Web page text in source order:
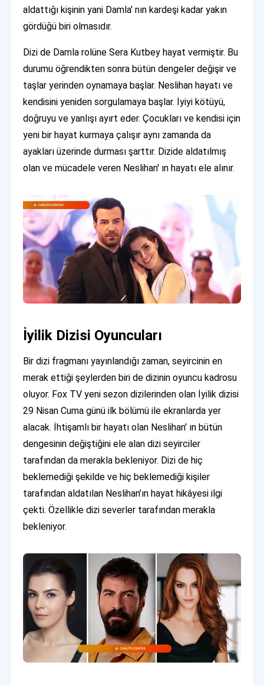
aldattığı kişinin yani Damla' nın kardeşi kadar yakın
gördüğü biri olmasıdır.
Dizi de Damla rolüne Sera Kutbey hayat vermiştir. Bu
durumu öğrendikten sonra bütün dengeler değişir ve
taşlar yerinden oynamaya başlar. Neslihan hayatı ve
kendisini yeniden sorgulamaya başlar. İyiyi kötüyü,
doğruyu ve yanlışı ayırt eder. Çocukları ve kendisi için
yeni bir hayat kurmaya çalışır aynı zamanda da
ayakları üzerinde durması şarttır. Dizide aldatılmış
olan ve mücadele veren Neslihan' ın hayatı ele alınır.
İyilik Dizisi Oyuncuları
Bir dizi fragmanı yayınlandığı zaman, seyircinin en
merak ettiği şeylerden biri de dizinin oyuncu kadrosu
oluyor. Fox TV yeni sezon dizilerinden olan İyilik dizisi
29 Nisan Cuma günü ilk bölümü ile ekranlarda yer
alacak. İhtişamlı bir hayatı olan Neslihan' ın bütün
dengesinin değiştiğini ele alan dizi seyirciler
tarafından da merakla bekleniyor. Dizi de hiç
beklemediği şekilde ve hiç beklemediği kişiler
tarafından aldatılan Neslihan’ın hayat hikâyesi ilgi
çekti. Özellikle dizi severler tarafından merakla
bekleniyor.